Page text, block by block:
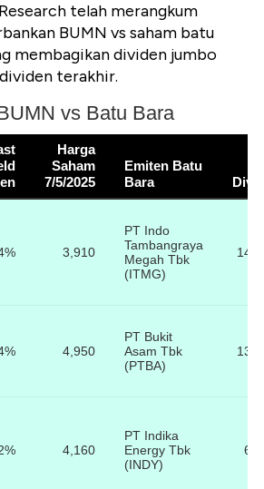
telah merangkum
BUMN vs saham batu
membagikan dividen jumbo
terakhir.